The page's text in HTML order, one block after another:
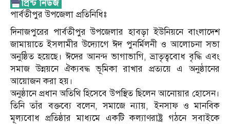
পার্বতীপুর উপজেলা প্রতিনিধিঃ
দিনাজপুরের পার্বতীপুর উপজেলার হাবড়া ইউনিয়নে বাংলাদেশ
জামায়াতে ইসলামীর উদ্যোগে ঈদ পুনর্মিলনী ও আলোচনা সভা
অনুষ্ঠিত হয়েছে। ঈদের আনন্দ ভাগাভাগি, ভ্রাতৃত্ববোধ বৃদ্ধি এবং
সমাজ উন্নয়নে ঐক্যবদ্ধ ভূমিকা রাখার প্রত্যয়ে এ অনুষ্ঠানের
আয়োজন করা হয়।
অনুষ্ঠানে প্রধান অতিথি হিসেবে উপস্থিত ছিলেন আনোয়ার হোসেন।
তিনি তাঁর বক্তব্যে বলেন, সমাজে ন্যায়, ইনসাফ ও মানবিক
মূল্যবোধ প্রতিষ্ঠার মাধ্যমে একটি কল্যাণরাষ্ট্র গঠনে সবাইকে